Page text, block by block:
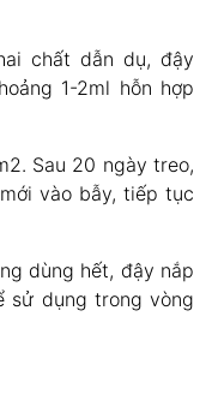
chất dẫn dụ, đậy
1-2ml hỗn hợp
Sau 20 ngày treo,
vào bẫy, tiếp tục
dùng hết, đậy nắp
sử dụng trong vòng